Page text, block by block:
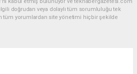
kabul etmiş bulunuyor ve tekhabergazetesi.com
doğrudan veya dolaylı tüm sorumluluğu tek
tüm yorumlardan site yönetimi hiçbir şekilde